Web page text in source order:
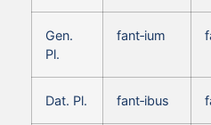
Gen.
Pl.
fant‑ium
Dat. Pl. fant‑ibus